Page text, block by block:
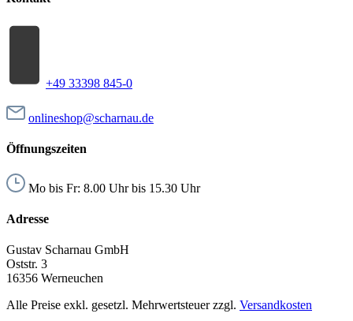
+49 33398 845-0
onlineshop@scharnau.de
Öffnungszeiten
Mo bis Fr: 8.00 Uhr bis 15.30 Uhr
Adresse
Gustav Scharnau GmbH
Oststr. 3
16356 Werneuchen
Alle Preise exkl. gesetzl. Mehrwertsteuer zzgl. Versandkosten